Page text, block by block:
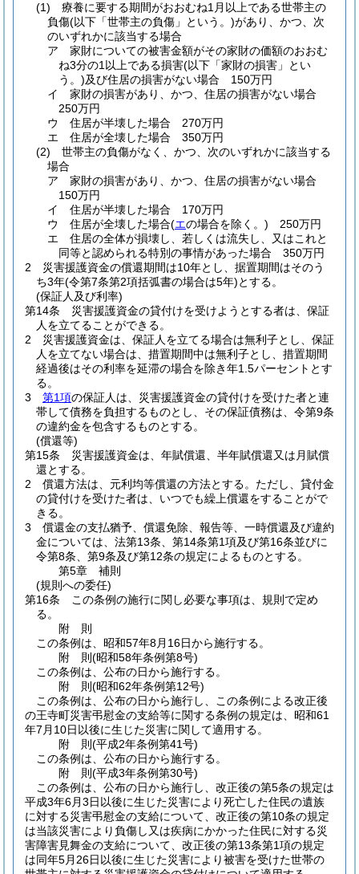
(1)
療養に要する期間がおおむね1月以上である世帯主の
負傷(以下「世帯主の負傷」という。)があり、かつ、次
のいずれかに該当する場合
ア
家財についての被害金額がその家財の価額のおおむ
ね3分の1以上である損害(以下「家財の損害」とい
う。)及び住居の損害がない場合 150万円
イ
家財の損害があり、かつ、住居の損害がない場合
250万円
ウ
住居が半壊した場合 270万円
エ
住居が全壊した場合 350万円
(2)
世帯主の負傷がなく、かつ、次のいずれかに該当する
場合
ア
家財の損害があり、かつ、住居の損害がない場合
150万円
イ
住居が半壊した場合 170万円
ウ
住居が全壊した場合(エの場合を除く。) 250万円
エ
住居の全体が損壊し、若しくは流失し、又はこれと
同等と認められる特別の事情があった場合 350万円
2
災害援護資金の償還期間は10年とし、据置期間はそのう
ち3年(令第7条第2項括弧書の場合は5年)とする。
(保証人及び利率)
第14条
災害援護資金の貸付けを受けようとする者は、保証
人を立てることができる。
2
災害援護資金は、保証人を立てる場合は無利子とし、保証
人を立てない場合は、措置期間中は無利子とし、措置期間
経過後はその利率を延滞の場合を除き年1.5パーセントとす
る。
3
第1項の保証人は、災害援護資金の貸付けを受けた者と連
帯して債務を負担するものとし、その保証債務は、令第9条
の違約金を包含するものとする。
(償還等)
第15条
災害援護資金は、年賦償還、半年賦償還又は月賦償
還とする。
2
償還方法は、元利均等償還の方法とする。 ただし、貸付金
の貸付けを受けた者は、いつでも繰上償還をすることがで
きる。
3
償還金の支払猶予、償還免除、報告等、一時償還及び違約
金については、法第13条、第14条第1項及び第16条並びに
令第8条、第9条及び第12条の規定によるものとする。
第5章
補則
(規則への委任)
第16条
この条例の施行に関し必要な事項は、規則で定め
る。
附 則
この条例は、昭和57年8月16日から施行する。
附 則(昭和58年条例第8号)
この条例は、公布の日から施行する。
附 則(昭和62年条例第12号)
この条例は、公布の日から施行し、この条例による改正後
の王寺町災害弔慰金の支給等に関する条例の規定は、昭和61
年7月10日以後に生じた災害に関して適用する。
附 則(平成2年条例第41号)
この条例は、公布の日から施行する。
附 則(平成3年条例第30号)
この条例は、公布の日から施行し、改正後の第5条の規定は
平成3年6月3日以後に生じた災害により死亡した住民の遺族
に対する災害弔慰金の支給について、改正後の第10条の規定
は当該災害により負傷し又は疾病にかかった住民に対する災
害障害見舞金の支給について、改正後の第13条第1項の規定
は同年5月26日以後に生じた災害により被害を受けた世帯の